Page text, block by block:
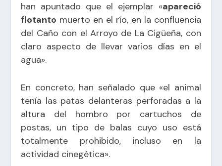
han apuntado que el ejemplar «apareció
flotanto muerto en el río, en la confluencia
del Caño con el Arroyo de La Cigüeña, con
claro aspecto de llevar varios días en el
agua».
En concreto, han señalado que «el animal
tenía las patas delanteras perforadas a la
altura del hombro por cartuchos de
postas, un tipo de balas cuyo uso está
totalmente prohibido, incluso en la
actividad cinegética».